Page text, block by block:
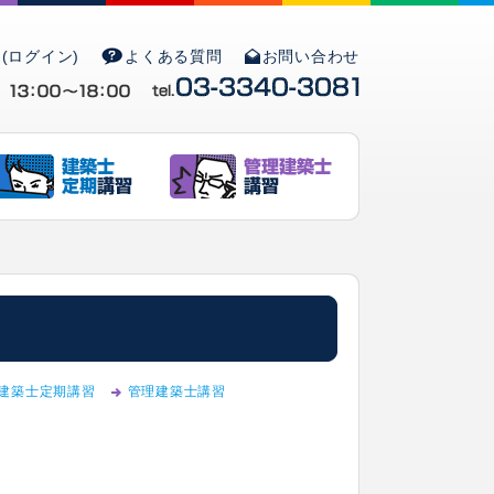
ログイン) よくある質問 お問い合わせ
築士定期講習 管理建築士講習